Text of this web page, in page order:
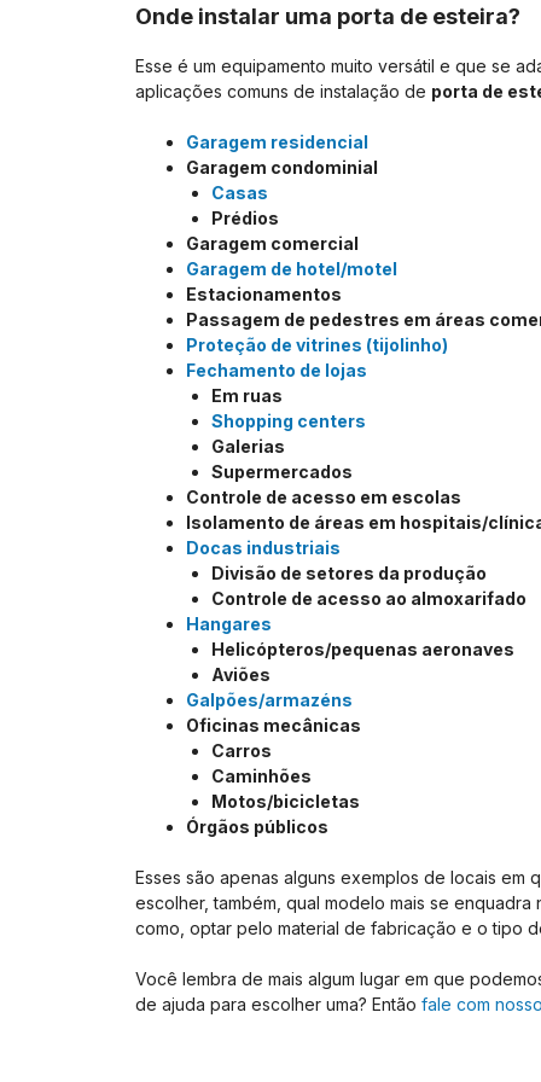
Onde instalar uma porta de esteira?
Esse é um equipamento muito versátil e que se
aplicações comuns de instalação de porta de
Garagem residencial
Garagem condominial
Casas
Prédios
Garagem comercial
Garagem de hotel/motel
Estacionamentos
Passagem de pedestres em áreas
Proteção de vitrines (tijolinho)
Fechamento de lojas
Em ruas
Shopping centers
Galerias
Supermercados
Controle de acesso em escolas
Isolamento de áreas em hospitais/
Docas industriais
Divisão de setores da produção
Controle de acesso ao almoxarifado
Hangares
Helicópteros/pequenas aeronaves
Aviões
Galpões/armazéns
Oficinas mecânicas
Carros
Caminhões
Motos/bicicletas
Órgãos públicos
Esses são apenas alguns exemplos de locais em
escolher, também, qual modelo mais se
como, optar pelo material de fabricação e o tipo
Você lembra de mais algum lugar em que
de ajuda para escolher uma? Então fale com